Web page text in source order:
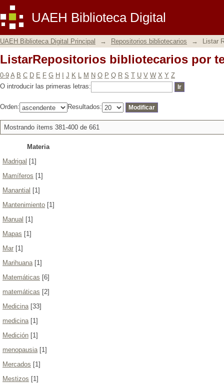
UAEH Biblioteca Digital
ListarRepositorios bibliotecarios por
UAEH Biblioteca Digital Principal → Repositorios bibliotecarios → Listar
ListarRepositorios bibliotecarios por
0-9 A B C D E F G H J K L M N O P Q R S T U V W X Y Z
O introducir las primeras letras:
Orden: Resultados:
Mostrando ítems 381-400 de 661
Materia
Madrigal [1]
Mamíferos [1]
Manantial [1]
Mantenimiento [1]
Manual [1]
Mapas [1]
Mar [1]
Marihuana[1]
Matemáticas [6]
matemáticas [2]
Medicina[33]
medicina[1]
Medición [1]
menopausia[1]
Mercados [1]
Mestizos [1]